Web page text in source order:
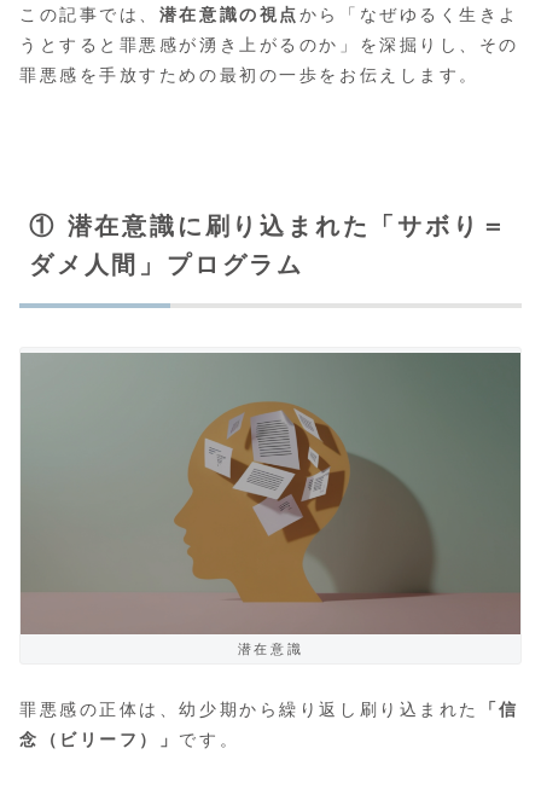
この記事では、 潜在意識の視点から「なぜゆるく生きよ
うとすると罪悪感が湧き上がるのか」を深掘りし、その
罪悪感を手放すための最初の一歩をお伝えします。
① 潜在意識に刷り込まれた「サボり＝
ダメ人間」プログラム
潜在意識
罪悪感の正体は、幼少期から繰り返し刷り込まれた
「信
念（ビリーフ）」 です。